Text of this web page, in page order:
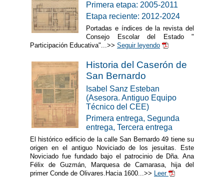
Primera etapa: 2005-2011
Etapa reciente: 2012-2024
Portadas e índices de la revista del
Consejo Escolar del Estado "
Participación Educativa"...>> Seguir leyendo
Historia del Caserón de
San Bernardo
Isabel Sanz Esteban
(Asesora. Antiguo Equipo
Técnico del CEE)
Primera entrega, Segunda
entrega, Tercera entrega
El histórico edificio de la calle San Bernardo 49 tiene su
origen en el antiguo Noviciado de los jesuitas. Este
Noviciado fue fundado bajo el patrocinio de Dña. Ana
Félix de Guzmán, Marquesa de Camarasa, hija del
primer Conde de Olivares.Hacia 1600...>>
Leer